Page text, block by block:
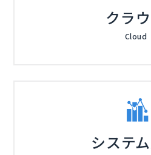
クラ
Cloud
システ